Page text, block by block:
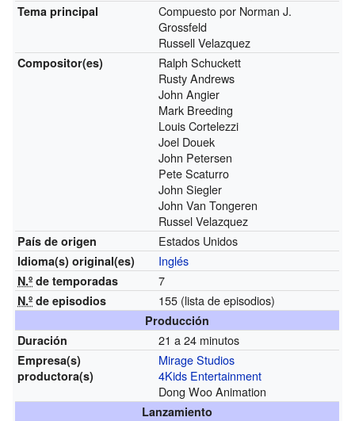
Tema principal
Compuesto por Norman J.
Grossfeld
Russell Velazquez
Compositor(es)
Ralph Schuckett
Rusty Andrews
John Angier
Mark Breeding
Louis Cortelezzi
Joel Douek
John Petersen
Pete Scaturro
John Siegler
John Van Tongeren
Russel Velazquez
País de origen Estados Unidos
Idioma(s) original(es) Inglés
N.º de temporadas 7
N.º de episodios 155 (lista de episodios)
Producción
Duración
21 a 24 minutos
Empresa(s)
productora(s)
Mirage Studios
4Kids Entertainment
Dong Woo Animation
Lanzamiento